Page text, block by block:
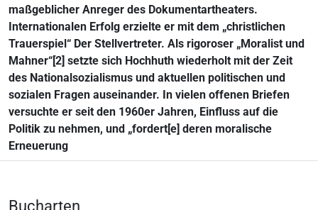
maßgeblicher Anreger des Dokumentartheaters.
Internationalen Erfolg erzielte er mit dem „christlichen
Trauerspiel“ Der Stellvertreter. Als rigoroser „Moralist und
Mahner“[2] setzte sich Hochhuth wiederholt mit der Zeit
des Nationalsozialismus und aktuellen politischen und
sozialen Fragen auseinander. In vielen offenen Briefen
versuchte er seit den 1960er Jahren, Einfluss auf die
Politik zu nehmen, und „fordert[e] deren moralische
Erneuerung
Bucharten